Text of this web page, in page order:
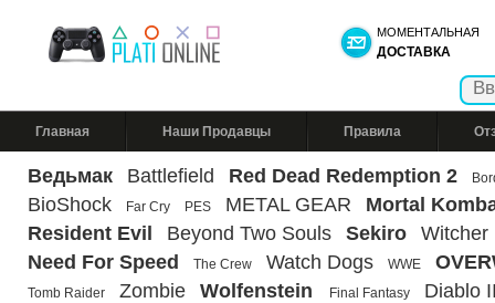
МОМЕНТАЛЬНАЯ
ДОСТАВКА
Главная Наши Продавцы Правила
Ведьмак Battlefield Red Dead Redemption 2
BioShock Far Cry PES METAL GEAR
Mortal
Resident Evil
Beyond Two Souls Sekiro
Witcher
Need For Speed
The Crew Watch Dogs WWE
Tomb Raider Zombie Wolfenstein Final Fantasy
Diablo